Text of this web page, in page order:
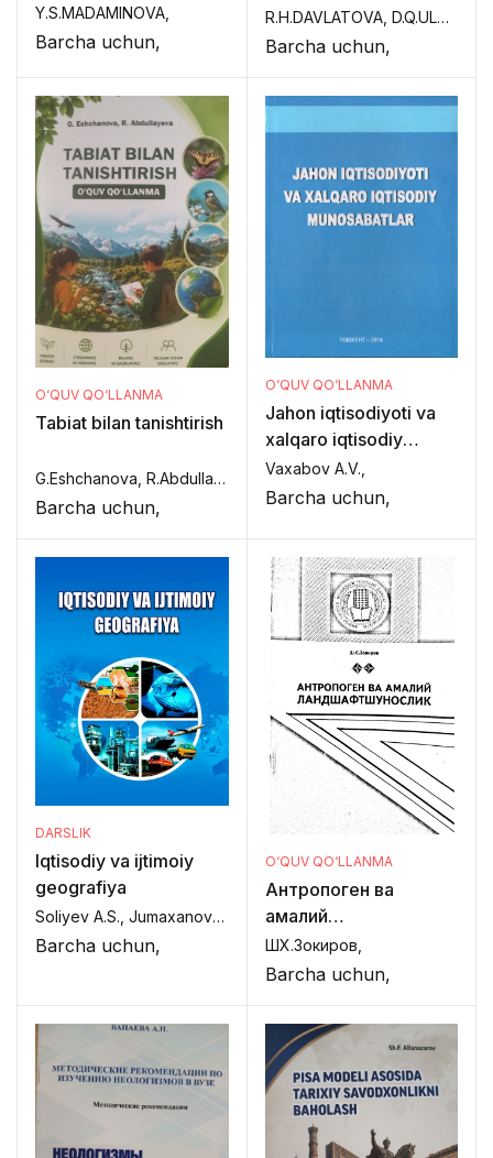
Y.S.MADAMINOVA,
Barcha uchun,
R.H.DAVLATOVA, D.Q.ULUG'BERDIYEVA,
Barcha uchun,
O‘QUV QO‘LLANMA
Tabiat bilan tanishtirish
G.Eshchanova, R.Abdullayeva,
Barcha uchun,
O‘QUV QO‘LLANMA
Jahon iqtisodiyoti va
xalqaro iqtisodiy
munosabatlar
Vaxabov A.V.,
Barcha uchun,
DARSLIK
Iqtisodiy va ijtimoiy
geografiya
Soliyev A.S., Jumaxanov Sh.Z., Toshpo‘latov A.M.,
Barcha uchun,
O‘QUV QO‘LLANMA
Антропоген ва
амалий
ландшафтшунослик
ШХ.Зокиров,
Barcha uchun,